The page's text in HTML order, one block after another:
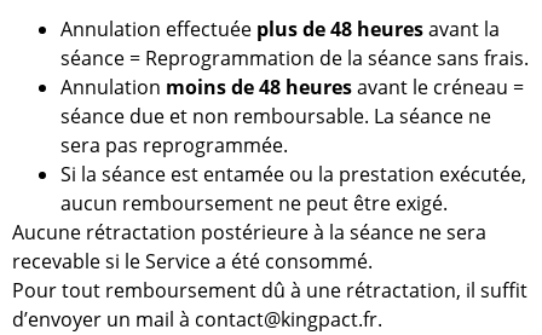
Annulation effectuée plus de 48 heuresavant la
séance = Reprogrammation de la séance sans frais.
Annulation moins de 48 heuresavant le créneau =
séance due et non remboursable. La séance ne
sera pas reprogrammée.
Si la séance est entamée ou la prestation exécutée,
aucun remboursement ne peut être exigé.
Aucune rétractation postérieure à la séance ne sera
recevable si le Service a été consommé.
Pour tout remboursement dû à une rétractation, il suffit
d’envoyer un mail à contact@kingpact.fr.